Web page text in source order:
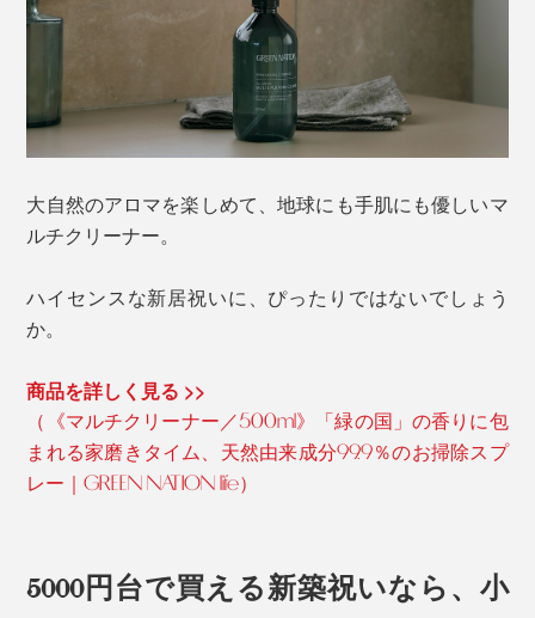
大自然のアロマを楽しめて、地球にも手肌にも優しいマ
ルチクリーナー。
ハイセンスな新居祝いに、ぴったりではないでしょう
か。
商品を詳しく見る >>
（《マルチクリーナー／500ml》「緑の国」の香りに包
まれる家磨きタイム、天然由来成分99.9％のお掃除スプ
レー｜GREEN NATION life）
5000円台で買える新築祝いなら、小